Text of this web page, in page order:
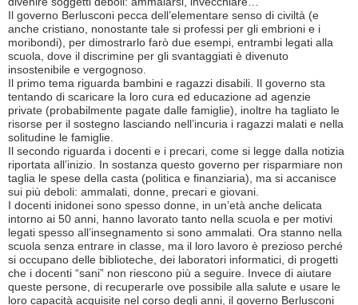
Il governo Berlusconi pecca dell’elementare senso di civiltà (e
anche cristiano, nonostante tale si professi per gli embrioni e i
moribondi), per dimostrarlo farò due esempi, entrambi legati alla
scuola, dove il discrimine per gli svantaggiati è divenuto
insostenibile e vergognoso.
Il primo tema riguarda bambini e ragazzi disabili. Il governo sta
tentando di scaricare la loro cura ed educazione ad agenzie
private (probabilmente pagate dalle famiglie), inoltre ha tagliato le
risorse per il sostegno lasciando nell’incuria i ragazzi malati e nella
solitudine le famiglie.
Il secondo riguarda i docenti e i precari, come si legge dalla notizia
riportata all’inizio. In sostanza questo governo per risparmiare non
taglia le spese della casta (politica e finanziaria), ma si accanisce
sui più deboli: ammalati, donne, precari e giovani.
I docenti inidonei sono spesso donne, in un’età anche delicata
intorno ai 50 anni, hanno lavorato tanto nella scuola e per motivi
legati spesso all’insegnamento si sono ammalati. Ora stanno nella
scuola senza entrare in classe, ma il loro lavoro è prezioso perché
si occupano delle biblioteche, dei laboratori informatici, di progetti
che i docenti “sani” non riescono più a seguire. Invece di aiutare
queste persone, di recuperarle ove possibile alla salute e usare le
loro capacità acquisite nel corso degli anni, il governo Berlusconi